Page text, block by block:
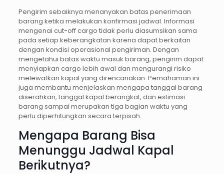
Pengirim sebaiknya menanyakan batas penerimaan
barang ketika melakukan konfirmasi jadwal. Informasi
mengenai cut-off cargo tidak perlu diasumsikan sama
pada setiap keberangkatan karena dapat berkaitan
dengan kondisi operasional pengiriman. Dengan
mengetahui batas waktu masuk barang, pengirim dapat
menyiapkan cargo lebih awal dan mengurangi risiko
melewatkan kapal yang direncanakan. Pemahaman ini
juga membantu menjelaskan mengapa tanggal barang
diserahkan, tanggal kapal berangkat, dan estimasi
barang sampai merupakan tiga bagian waktu yang
perlu diperhitungkan secara terpisah.
Mengapa Barang Bisa
Menunggu Jadwal Kapal
Berikutnya?